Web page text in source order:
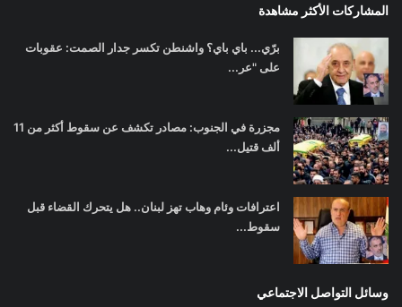
المشاركات الأكثر مشاهدة
برّي... باي باي؟ واشنطن تكسر جدار الصمت: عقوبات
على "عر...
مجزرة في الجنوب: مصادر تكشف عن سقوط أكثر من 11
ألف قتيل...
اعترافات وئام وهاب تهز لبنان.. هل يتحرك القضاء قبل
سقوط...
وسائل التواصل الاجتماعي